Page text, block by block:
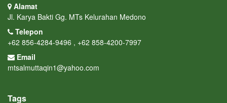
Alamat
Jl. Karya Bakti Gg. MTs Kelurahan Medono
Telepon
+62 856-4284-9496 , +62 858-4200-7997
Email
mtsalmuttaqin1@yahoo.com
Tags